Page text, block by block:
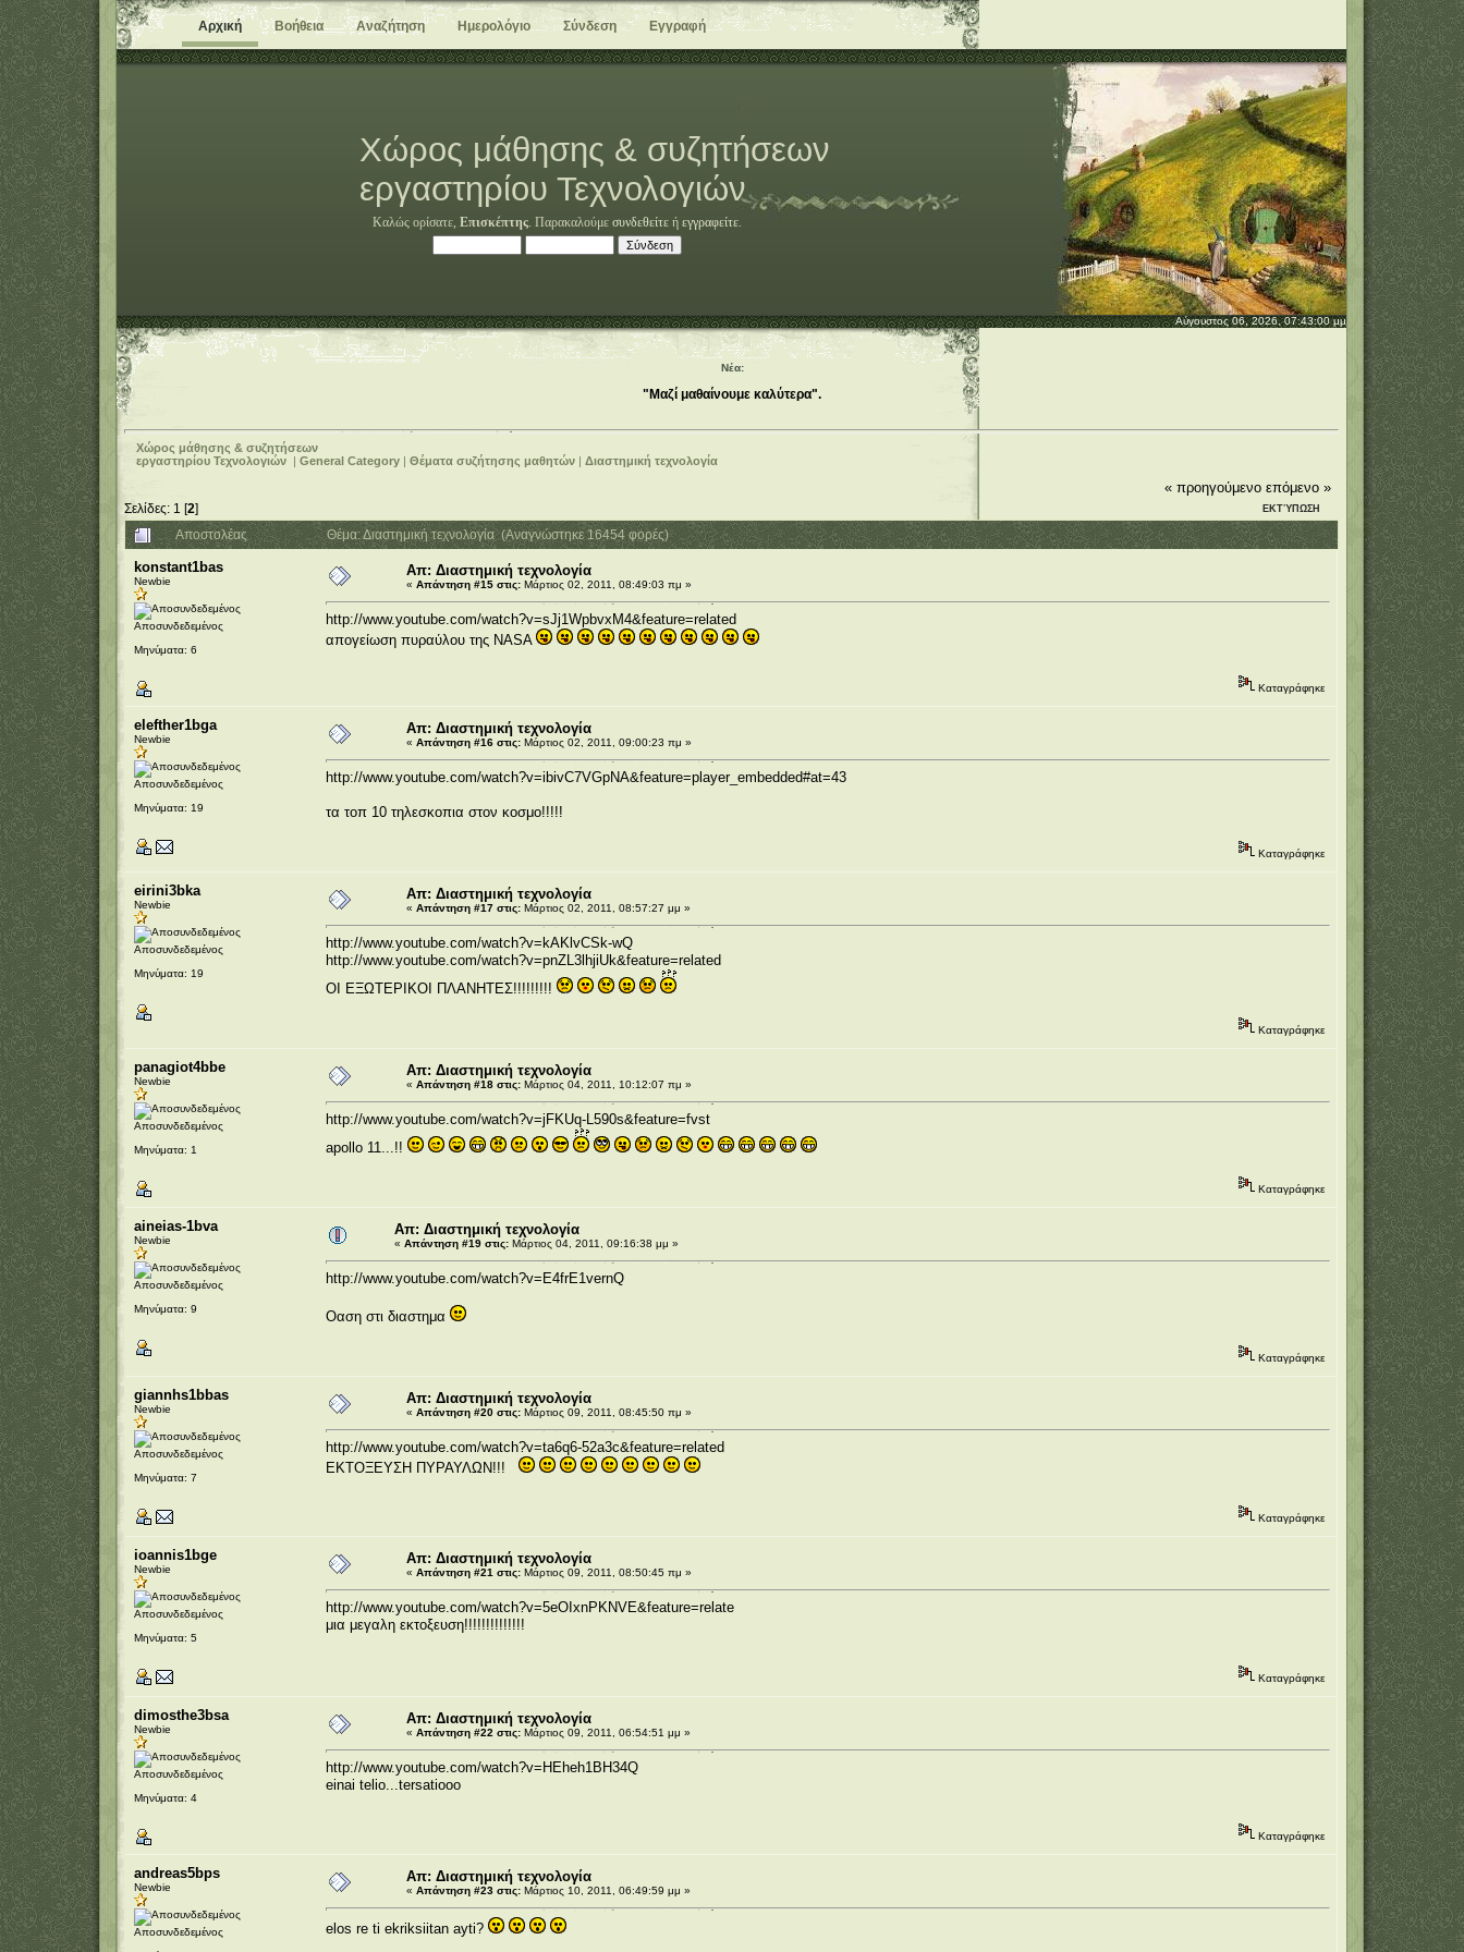
Αρχική Βοήθεια Αναζήτηση Ημερολόγιο Σύνδεση Εγγραφή
Χώρος μάθησης & συζητήσεων
εργαστηρίου Τεχνολογιών
Καλώς ορίσατε, Επισκέπτης. Παρακαλούμε συνδεθείτε ή εγγραφείτε.
Αύγουστος 06, 2026, 07:43:00 μμ
Νέα:
"Μαζί μαθαίνουμε καλύτερα".
Χώρος μάθησης & συζητήσεων
εργαστηρίου Τεχνολογιών |General Category |Θέματα συζήτησης μαθητών |Διαστημική τεχνολογία
Σελίδες: 1 [2]
« προηγούμενο επόμενο »
ΕΚΤΎΠΩΣΗ
Αποστολέας Θέμα: Διαστημική τεχνολογία (Αναγνώστηκε 16454 φορές)
konstant1bas
Newbie
Αποσυνδεδεμένος
Μηνύματα: 6
Απ: Διαστημική τεχνολογία
« Απάντηση #15 στις:Μάρτιος 02, 2011, 08:49:03 πμ »
http://www.youtube.com/watch?v=sJj1WpbvxM4&feature=related
απογείωση πυραύλου της NASA
Καταγράφηκε
elefther1bga
Newbie
Αποσυνδεδεμένος
Μηνύματα: 19
Απ: Διαστημική τεχνολογία
« Απάντηση #16 στις:Μάρτιος 02, 2011, 09:00:23 πμ »
http://www.youtube.com/watch?v=ibivC7VGpNA&feature=player_embedded#at=43
τα τοπ 10 τηλεσκοπια στον κοσμο!!!!!
Καταγράφηκε
eirini3bka
Newbie
Αποσυνδεδεμένος
Μηνύματα: 19
Απ: Διαστημική τεχνολογία
« Απάντηση #17 στις:Μάρτιος 02, 2011, 08:57:27 μμ »
http://www.youtube.com/watch?v=kAKlvCSk-wQ
http://www.youtube.com/watch?v=pnZL3lhjiUk&feature=related
ΟΙ ΕΞΩΤΕΡΙΚΟΙ ΠΛΑΝΗΤΕΣ!!!!!!!!!
Καταγράφηκε
panagiot4bbe
Newbie
Αποσυνδεδεμένος
Μηνύματα: 1
Απ: Διαστημική τεχνολογία
« Απάντηση #18 στις:Μάρτιος 04, 2011, 10:12:07 πμ »
http://www.youtube.com/watch?v=jFKUq-L590s&feature=fvst
apollo 11...!!
Καταγράφηκε
aineias-1bva
Newbie
Αποσυνδεδεμένος
Μηνύματα: 9
Απ: Διαστημική τεχνολογία
« Απάντηση #19 στις:Μάρτιος 04, 2011, 09:16:38 μμ »
http://www.youtube.com/watch?v=E4frE1vernQ
Οαση στι διαστημα
Καταγράφηκε
giannhs1bbas
Newbie
Αποσυνδεδεμένος
Μηνύματα: 7
Απ: Διαστημική τεχνολογία
« Απάντηση #20 στις:Μάρτιος 09, 2011, 08:45:50 πμ »
http://www.youtube.com/watch?v=ta6q6-52a3c&feature=related
ΕΚΤΟΞΕΥΣΗ ΠΥΡΑΥΛΩΝ!!!
Καταγράφηκε
ioannis1bge
Newbie
Αποσυνδεδεμένος
Μηνύματα: 5
Απ: Διαστημική τεχνολογία
« Απάντηση #21 στις:Μάρτιος 09, 2011, 08:50:45 πμ »
http://www.youtube.com/watch?v=5eOIxnPKNVE&feature=relate
μια μεγαλη εκτοξευση!!!!!!!!!!!!!!
Καταγράφηκε
dimosthe3bsa
Newbie
Αποσυνδεδεμένος
Μηνύματα: 4
Απ: Διαστημική τεχνολογία
« Απάντηση #22 στις:Μάρτιος 09, 2011, 06:54:51 μμ »
http://www.youtube.com/watch?v=HEheh1BH34Q
einai telio...tersatiooo
Καταγράφηκε
andreas5bps
Newbie
Αποσυνδεδεμένος
Απ: Διαστημική τεχνολογία
« Απάντηση #23 στις:Μάρτιος 10, 2011, 06:49:59 μμ »
elos re ti ekriksiitan ayti?